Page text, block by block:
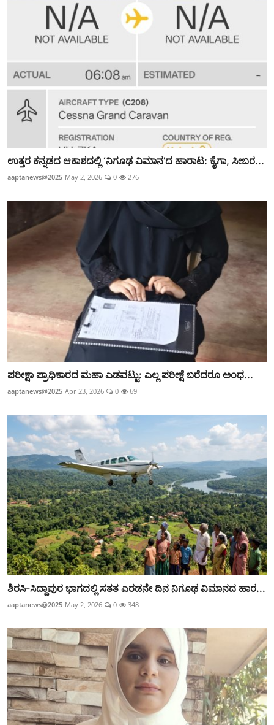
ಉತ್ತರ ಕನ್ನಡದ ಆಕಾಶದಲ್ಲಿ ‘ನಿಗೂಢ ವಿಮಾನ’ದ ಹಾರಾಟ: ಕೈಗಾ, ಸೀಬರ...
aaptanews@2025 May 2, 2026 0 276
ಪರೀಕ್ಷಾ ಪ್ರಾಧಿಕಾರದ ಮಹಾ ಎಡವಟ್ಟು: ಎಲ್ಲ ಪರೀಕ್ಷೆ ಬರೆದರೂ ಅಂಧ...
aaptanews@2025 Apr 23, 2026 0 69
ಶಿರಸಿ-ಸಿದ್ದಾಪುರ ಭಾಗದಲ್ಲಿ ಸತತ ಎರಡನೇ ದಿನ ನಿಗೂಢ ವಿಮಾನದ ಹಾರ...
aaptanews@2025 May 2, 2026 0 348